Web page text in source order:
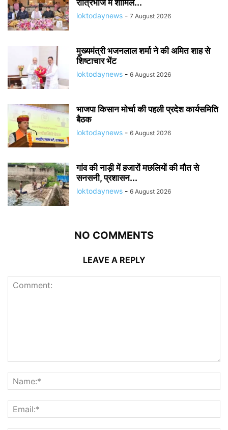
रात्रिभोज में शामिल...
loktodaynews - 7 August 2026
मुख्यमंत्री भजनलाल शर्मा ने की अमित शाह से
शिष्टाचार भेंट
loktodaynews - 6 August 2026
भाजपा किसान मोर्चा की पहली प्रदेश कार्यसमिति
बैठक
loktodaynews - 6 August 2026
गांव की नाड़ी में हजारों मछलियों की मौत से
सनसनी, प्रशासन...
loktodaynews - 6 August 2026
NO COMMENTS
LEAVE A REPLY